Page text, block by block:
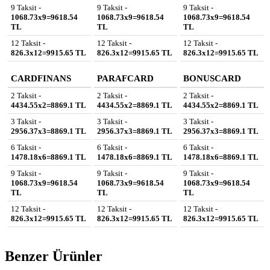
9 Taksit -
1068.73x9=9618.54
TL
12 Taksit -
826.3x12=9915.65 TL
9 Taksit -
1068.73x9=9618.54
TL
12 Taksit -
826.3x12=9915.65 TL
9 Taksit -
1068.73x9=9618.54
TL
12 Taksit -
826.3x12=9915.65 TL
CARDFINANS
2 Taksit -
4434.55x2=8869.1 TL
3 Taksit -
2956.37x3=8869.1 TL
6 Taksit -
1478.18x6=8869.1 TL
9 Taksit -
1068.73x9=9618.54
TL
12 Taksit -
826.3x12=9915.65 TL
PARAFCARD
2 Taksit -
4434.55x2=8869.1 TL
3 Taksit -
2956.37x3=8869.1 TL
6 Taksit -
1478.18x6=8869.1 TL
9 Taksit -
1068.73x9=9618.54
TL
12 Taksit -
826.3x12=9915.65 TL
BONUSCARD
2 Taksit -
4434.55x2=8869.1 TL
3 Taksit -
2956.37x3=8869.1 TL
6 Taksit -
1478.18x6=8869.1 TL
9 Taksit -
1068.73x9=9618.54
TL
12 Taksit -
826.3x12=9915.65 TL
Benzer Ürünler